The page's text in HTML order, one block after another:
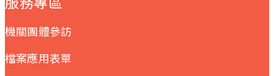
機關團體參訪
檔案應用表單